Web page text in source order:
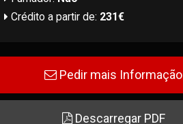
Crédito a partir de: 231€
Pedir mais Informação
Descarregar PDF